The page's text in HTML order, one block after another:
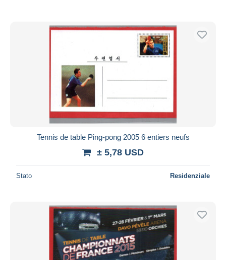
Tennis de table Ping-pong 2005 6 entiers neufs
± 5,78 USD
Stato Residenziale